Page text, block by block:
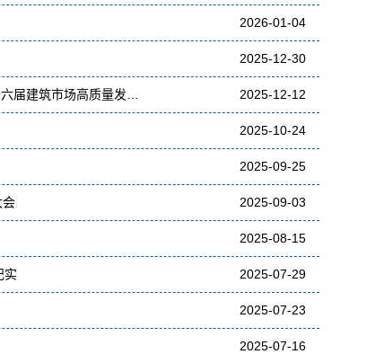
2026-01-04
2025-12-30
2025-12-12
届建筑市场高质量发…
2025-10-24
2025-09-25
2025-09-03
会
2025-08-15
2025-07-29
实
2025-07-23
2025-07-16